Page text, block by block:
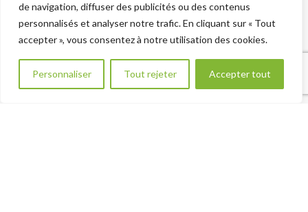
de navigation, diffuser des publicités ou des contenus
personnalisés et analyser notre trafic. En cliquant sur « Tout
accepter », vous consentez à notre utilisation des cookies.
Personnaliser Tout rejeter Accepter tout
Conditions Générales
Qui sommes nous
A Propos
Plan du site - Sitemap
VOTRE PROJET
Besoin d aide ?